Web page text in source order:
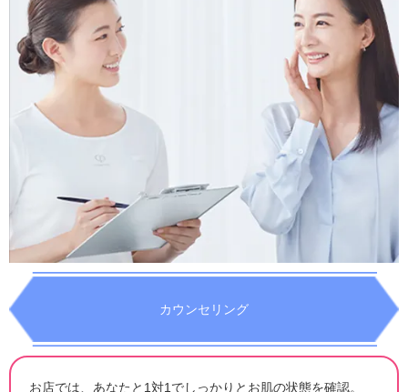
カウンセリング
お店では、あなたと1対1でしっかりとお肌の状態を確認。